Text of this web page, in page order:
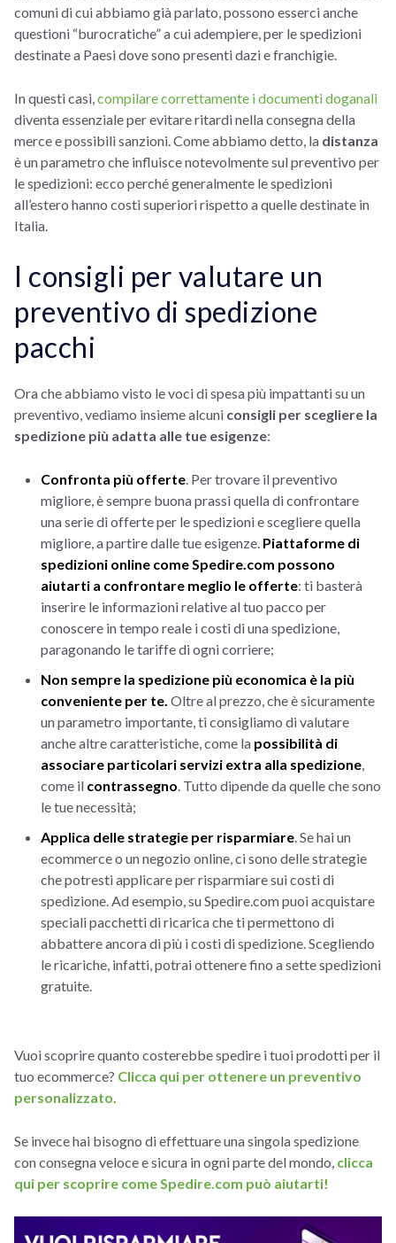
comuni di cui abbiamo già parlato, possono esserci anche
questioni “burocratiche” a cui adempiere, per le spedizioni
destinate a Paesi dove sono presenti dazi e franchigie.
In questi casi, compilare correttamente i documenti doganali
diventa essenziale per evitare ritardi nella consegna della
merce e possibili sanzioni. Come abbiamo detto, la distanza
è un parametro che influisce notevolmente sul preventivo per
le spedizioni: ecco perché generalmente le spedizioni
all’estero hanno costi superiori rispetto a quelle destinate in
Italia.
I consigli per valutare un
preventivo di spedizione
pacchi
Ora che abbiamo visto le voci di spesa più impattanti su un
preventivo, vediamo insieme alcuni consigli per scegliere la
spedizione più adatta alle tue esigenze:
Confronta più offerte . Per trovare il preventivo
migliore, è sempre buona prassi quella di confrontare
una serie di offerte per le spedizioni e scegliere quella
migliore, a partire dalle tue esigenze. Piattaforme di
spedizioni online come Spedire.com possono
aiutarti a confrontare meglio le offerte: ti basterà
inserire le informazioni relative al tuo pacco per
conoscere in tempo reale i costi di una spedizione,
paragonando le tariffe di ogni corriere;
Non sempre la spedizione più economica è la più
conveniente per te. Oltre al prezzo, che è sicuramente
un parametro importante, ti consigliamo di valutare
anche altre caratteristiche, come la possibilità di
associare particolari servizi extra alla spedizione
come il contrassegno . Tutto dipende da quelle che sono
le tue necessità;
Applica delle strategie per risparmiare . Se hai un
ecommerce o un negozio online, ci sono delle strategie
che potresti applicare per risparmiare sui costi di
spedizione. Ad esempio, su Spedire.com puoi acquistare
speciali pacchetti di ricarica che ti permettono di
abbattere ancora di più i costi di spedizione. Scegliendo
le ricariche, infatti, potrai ottenere fino a sette spedizioni
gratuite.
Vuoi scoprire quanto costerebbe spedire i tuoi prodotti per il
tuo ecommerce? Clicca qui per ottenere un preventivo
personalizzato.
Se invece hai bisogno di effettuare una singola spedizione
con consegna veloce e sicura in ogni parte del mondo, clicca
qui per scoprire come Spedire.com può aiutarti!